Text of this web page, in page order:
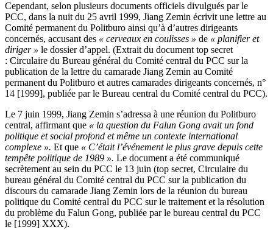
Cependant, selon plusieurs documents officiels divulgués par le
PCC, dans la nuit du 25 avril 1999, Jiang Zemin écrivit une lettre au
Comité permanent du Politburo ainsi qu’à d’autres dirigeants
concernés, accusant des « cerveaux en coulisses » de « planifier et
diriger » le dossier d’appel. (Extrait du document top secret
: Circulaire du Bureau général du Comité central du PCC sur la
publication de la lettre du camarade Jiang Zemin au Comité
permanent du Politburo et autres camarades dirigeants concernés, n°
14 [1999], publiée par le Bureau central du Comité central du PCC).
Le 7 juin 1999, Jiang Zemin s’adressa à une réunion du Politburo
central, affirmant que « la question du Falun Gong avait un fond
politique et social profond et même un contexte international
complexe ». Et que « C’était l’événement le plus grave depuis cette
tempête politique de 1989 ». Le document a été communiqué
secrètement au sein du PCC le 13 juin (top secret, Circulaire du
bureau général du Comité central du PCC sur la publication du
discours du camarade Jiang Zemin lors de la réunion du bureau
politique du Comité central du PCC sur le traitement et la résolution
du problème du Falun Gong, publiée par le bureau central du PCC
le [1999] XXX).